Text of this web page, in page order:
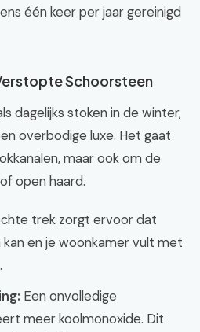
één keer per jaar gereinigd
Schoorsteen
dagelijks stoken in de winter,
overbodige luxe. Het gaat
maar ook om de
open haard.
trek zorgt ervoor dat
en je woonkamer vult met
Een onvolledige
meer koolmonoxide. Dit